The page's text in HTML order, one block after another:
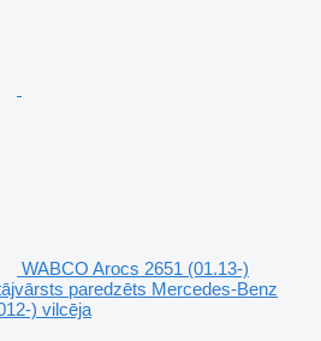
WABCO Arocs 2651 (01.13-)
paredzēts Mercedes-Benz
) vilcēja